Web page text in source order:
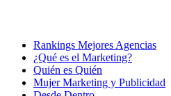
Rankings Mejores Agencias
¿Qué es el Marketing?
Quién es Quién
Mujer Marketing y Publicidad